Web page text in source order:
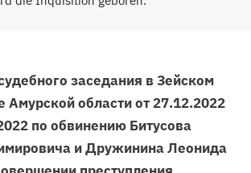
заседания в Зейском
Амурской области от 27.12.2022
по обвинению Битусова
и Дружинина Леонида